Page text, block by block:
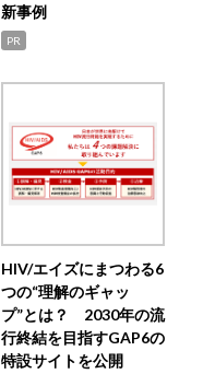
新事例
PR
HIV/エイズにまつわる6
つの“理解のギャッ
プ”とは？ 2030年の流
行終結を目指すGAP6の
特設サイトを公開